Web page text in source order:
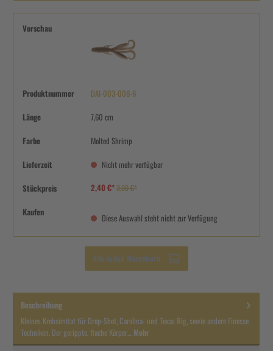
Vorschau
Produktnummer DAI-003-008-6
Länge 7,60 cm
Farbe Molted Shrimp
Lieferzeit Nicht mehr verfügbar
Stückpreis 2,40 €*3,00 €*
Kaufen
Diese Auswahl steht nicht zur Verfügung
Alle in den Warenkorb
Beschreibung
Kleines Krebsimitat für Drop-Shot, Carolina- und Texas Rig, sowie andere Finesse
Techniken. Der gerippte, flache Körper… Mehr